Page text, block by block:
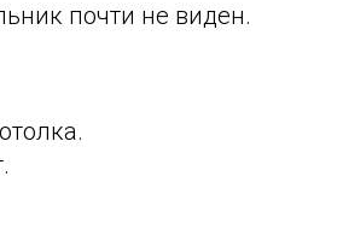
почти не виден.